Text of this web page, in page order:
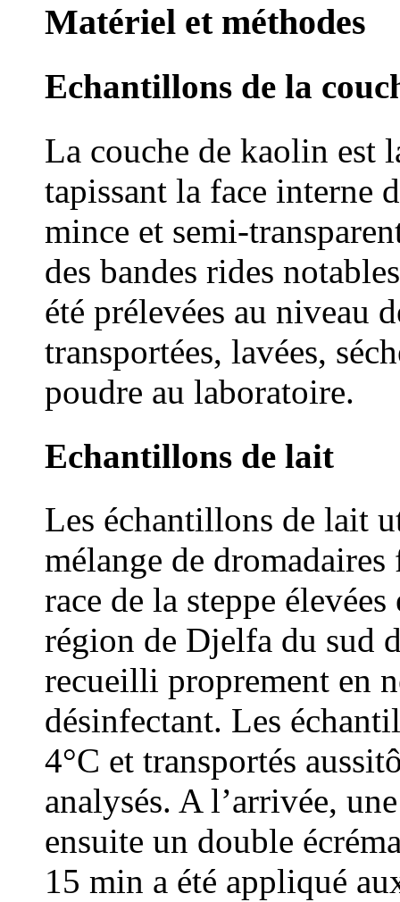
Matériel et méthodes
Echantillons de la
La couche de kaolin est
tapissant la face interne
mince et semi-
des bandes rides
été prélevées au niveau
transportées, lavées,
poudre au laboratoire.
Echantillons de lait
Les échantillons de lait
mélange de
race de la steppe
région de Djelfa du sud
recueilli proprement en
désinfectant. Les
4°C et transportés
analysés. A l’arrivée,
ensuite un double
15 min a été appliqué